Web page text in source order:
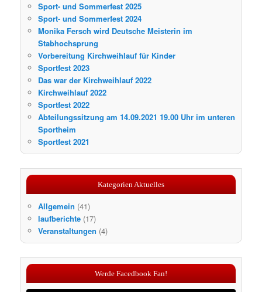
Sport- und Sommerfest 2025
Sport- und Sommerfest 2024
Monika Fersch wird Deutsche Meisterin im
Stabhochsprung
Vorbereitung Kirchweihlauf für Kinder
Sportfest 2023
Das war der Kirchweihlauf 2022
Kirchweihlauf 2022
Sportfest 2022
Abteilungssitzung am 14.09.2021 19.00 Uhr im unteren
Sportheim
Sportfest 2021
Kategorien Aktuelles
Allgemein (41)
laufberichte (17)
Veranstaltungen (4)
Werde Facedbook Fan!